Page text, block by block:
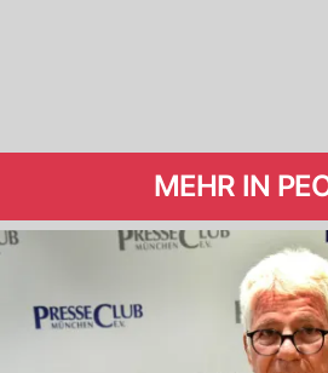
MEHR IN